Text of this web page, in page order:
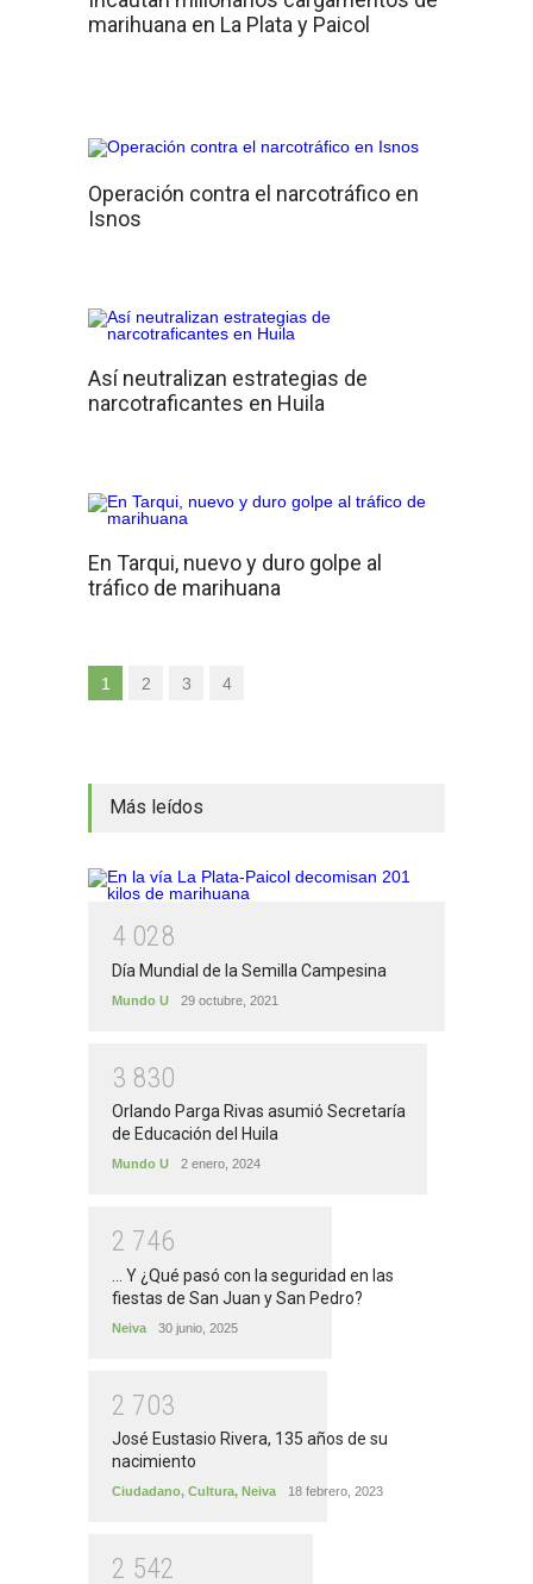
marihuana en La Plata y Paicol
Operación contra el narcotráfico en
Isnos
Así neutralizan estrategias de
narcotraficantes en Huila
En Tarqui, nuevo y duro golpe al
tráfico de marihuana
1 2 3 4
Más leídos
4 028
Día Mundial de la Semilla Campesina
Mundo U 29 octubre, 2021
3 830
Orlando Parga Rivas asumió Secretaría
de Educación del Huila
Mundo U 2 enero, 2024
2 746
... Y ¿Qué pasó con la seguridad en las
fiestas de San Juan y San Pedro?
Neiva 30 junio, 2025
2 703
José Eustasio Rivera, 135 años de su
nacimiento
Ciudadano, Cultura, Neiva 18 febrero, 2023
2 542